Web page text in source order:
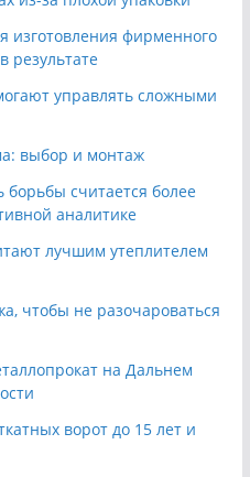
изготовления фирменного
результате
управлять сложными
выбор и монтаж
считается более
аналитике
лучшим утеплителем
чтобы не разочароваться
на Дальнем
ворот до 15 лет и